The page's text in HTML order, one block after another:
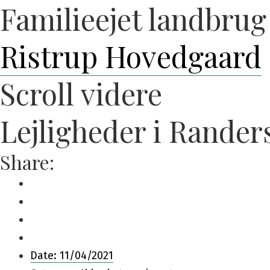
Skip
to
content
Familieejet landbrug
Ristrup Hovedgaard
Scroll videre
Lejligheder i
Share:
Date: 11/04/2021